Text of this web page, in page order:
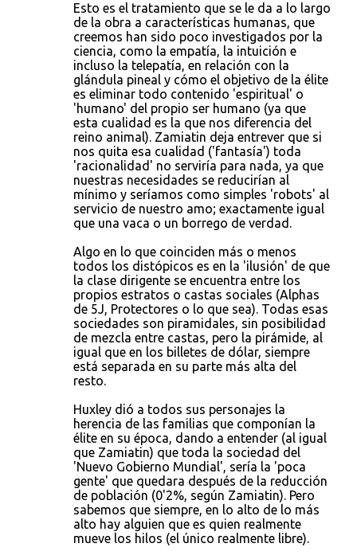
Esto es el tratamiento que se le da a lo largo
de la obra a características humanas, que
creemos han sido poco investigados por la
ciencia, como la empatía, la intuición e
incluso la telepatía, en relación con la
glándula pineal y cómo el objetivo de la élite
es eliminar todo contenido 'espiritual' o
'humano' del propio ser humano (ya que
esta cualidad es la que nos diferencia del
reino animal). Zamiatin deja entrever que si
nos quita esa cualidad ('fantasía') toda
'racionalidad' no serviría para nada, ya que
nuestras necesidades se reducirían al
mínimo y seríamos como simples 'robots' al
servicio de nuestro amo; exactamente igual
que una vaca o un borrego de verdad.
Algo en lo que coinciden más o menos
todos los distópicos es en la 'ilusión' de que
la clase dirigente se encuentra entre los
propios estratos o castas sociales (Alphas
de 5J, Protectores o lo que sea). Todas esas
sociedades son piramidales, sin posibilidad
de mezcla entre castas, pero la pirámide, al
igual que en los billetes de dólar, siempre
está separada en su parte más alta del
resto.
Huxley dió a todos sus personajes la
herencia de las familias que componían la
élite en su época, dando a entender (al igual
que Zamiatin) que toda la sociedad del
'Nuevo Gobierno Mundial', sería la 'poca
gente' que quedara después de la reducción
de población (0'2%, según Zamiatin). Pero
sabemos que siempre, en lo alto de lo más
alto hay alguien que es quien realmente
mueve los hilos (el único realmente libre).